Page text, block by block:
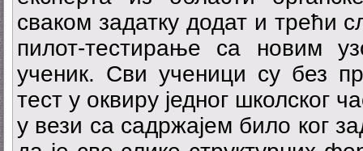
сваком задатку додат и трећи
пилот-тестирање са новим
ученик. Сви ученици су без
тест у оквиру једног школског
у вези са садржајем било ког